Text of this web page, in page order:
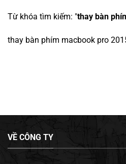
Từ khóa tìm kiếm: "thay bàn
thay bàn phím macbook pro
VỀ CÔNG TY